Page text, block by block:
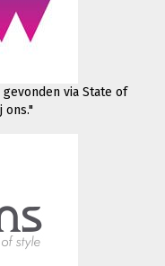
via State of
ons."